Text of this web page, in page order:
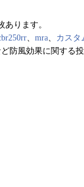
あります。
、 mra、 カスタ
防風効果に関する